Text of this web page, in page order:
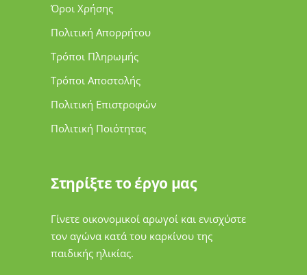
Όροι Χρήσης
Πολιτική Απορρήτου
Τρόποι Πληρωμής
Τρόποι Αποστολής
Πολιτική Επιστροφών
Πολιτική Ποιότητας
Στηρίξτε το έργο μας
Γίνετε οικονομικοί αρωγοί και ενισχύστε
τον αγώνα κατά του καρκίνου της
παιδικής ηλικίας.